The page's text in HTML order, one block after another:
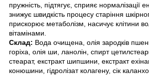
пружність, підтягує, сприяє нормалізації
знижує швидкість процесу старіння
прискорює метаболізм, насичує клітини
вітамінами.
Склад: Вода очищена, олія зародків
горіха, олія ши, ланолін, спирт
стеарат, екстракт шипшини, екстракт
конюшини, гідролізат колагену, сік